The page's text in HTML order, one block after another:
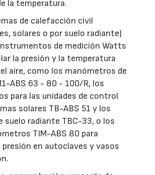
la temperatura.
de calefacción civil
solares o por suelo radiante)
de medición Watts
la presión y la temperatura
aire, como los manómetros de
ABS 63 - 80 - 100/R, los
para las unidades de control
solares TB-ABS 51 y los
suelo radiante TBC-33, o los
TIM-ABS 80 para
en autoclaves y vasos